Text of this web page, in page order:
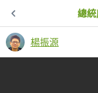
總
楊振源